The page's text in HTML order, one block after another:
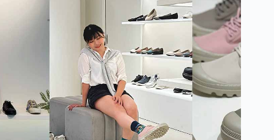
潑
活
休
閒
腰
包
｜